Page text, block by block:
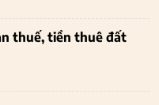
thuế, tiền thuê đất